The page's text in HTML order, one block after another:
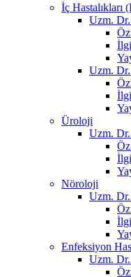
İç Hastalıkları
Uzm.
Uzm.
Üroloji
Uzm.
Nöroloji
Uzm.
Enfeksiyon
Uzm.